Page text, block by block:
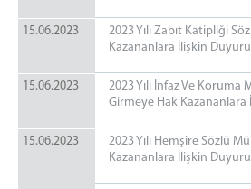
15.06.2023
2023 Yılı Zabıt Katipliği
Kazananlara İlişkin Duyuru
15.06.2023
2023 Yılı İnfaz Ve
Girmeye Hak
15.06.2023
2023 Yılı Hemşire Sözlü
Kazananlara İlişkin Duyuru